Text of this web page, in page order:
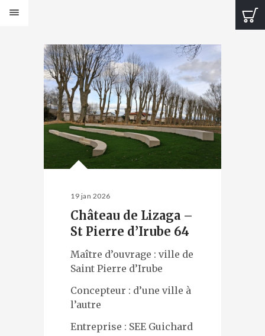
PRODUITS
Bancs Design
Bancs Classic
Banquettes Design
Banquettes Classic
Tables Design
Tables classiques
Jardinières Design
Jardinières classiques
Cendriers et fontaines
Bornes et protections
Éléments de voirie
CATALOGUES
DESIGNERS
PRÉSENTATION
ACTUALITÉS
RÉFÉRENCES
19 jan 2026
Château de Lizaga –
St Pierre d’Irube 64
Maître d’ouvrage : ville de
Saint Pierre d’Irube
Concepteur : d’une ville à
l’autre
Entreprise : SEE Guichard